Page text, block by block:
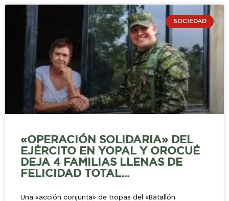
SOCIEDAD
«OPERACIÓN SOLIDARIA» DEL
EJÉRCITO EN YOPAL Y OROCUÉ
DEJA 4 FAMILIAS LLENAS DE
FELICIDAD TOTAL…
Una «acción conjunta» de tropas del «Batallón